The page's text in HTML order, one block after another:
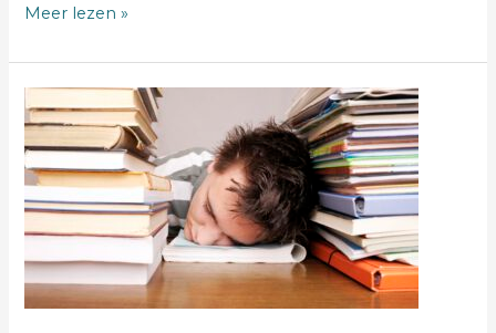
Meer lezen »
professional